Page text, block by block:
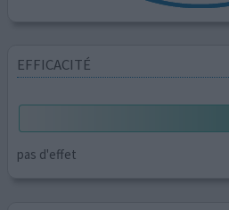
EFFICACITÉ
pas d'effet